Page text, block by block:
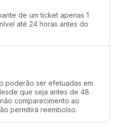
de um ticket apenas 1
até 24 horas antes do
poderão ser efetuadas em
que seja antes de 48
comparecimento ao
permitirá reembolso.